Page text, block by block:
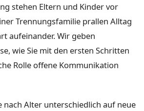
stehen Eltern und Kinder vor
Trennungsfamilie prallen Alltag
aufeinander. Wir geben
wie Sie mit den ersten Schritten
Rolle offene Kommunikation
nach Alter unterschiedlich auf neue